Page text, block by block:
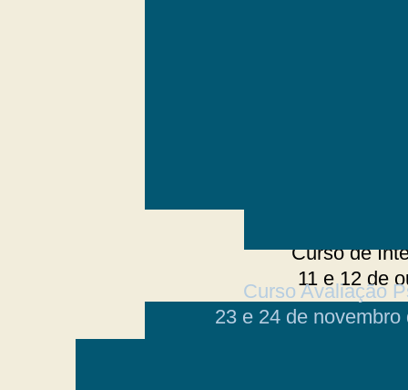
Curso de
11 e 12 de
Curso Avaliação
23 e 24 de